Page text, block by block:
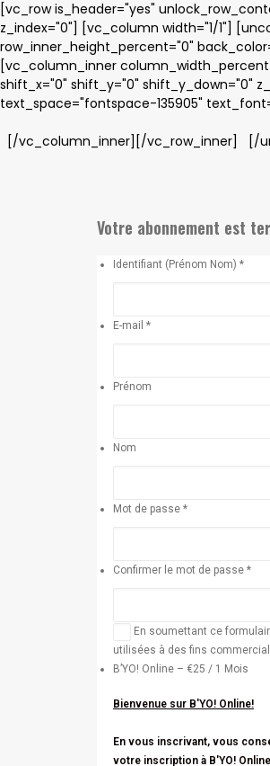
[vc_row is_header="yes"
z_index="0"] [vc_column width="1/1"]
row_inner_height_percent="0"
[vc_column_inner
shift_x="0" shift_y="0" shift_y_down="0"
text_space="fontspace-135905"
[/vc_column_inner][/vc_row_inner] [/
Votre abonnement est
Identifiant (Prénom Nom) *
E-mail *
Prénom
Nom
Mot de passe *
Confirmer le mot de passe *
En soumettant ce
utilisées à des fins
B’YO! Online – €25 / 1 Mois
Bienvenue sur B'YO! Online!
En vous inscrivant, vous
votre inscription à B'YO!